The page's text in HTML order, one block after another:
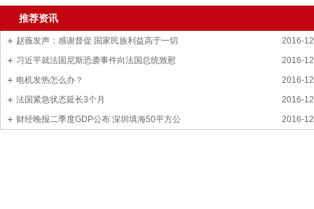
推荐资讯
2016-
赵薇发声：感谢督促 国家民族利益高于一切
2016-
习近平就法国尼斯恐袭事件向法国总统致慰
2016-
电机发热怎么办？
2016-
法国紧急状态延长3个月
2016-
财经晚报二季度GDP公布 深圳填海50平方公